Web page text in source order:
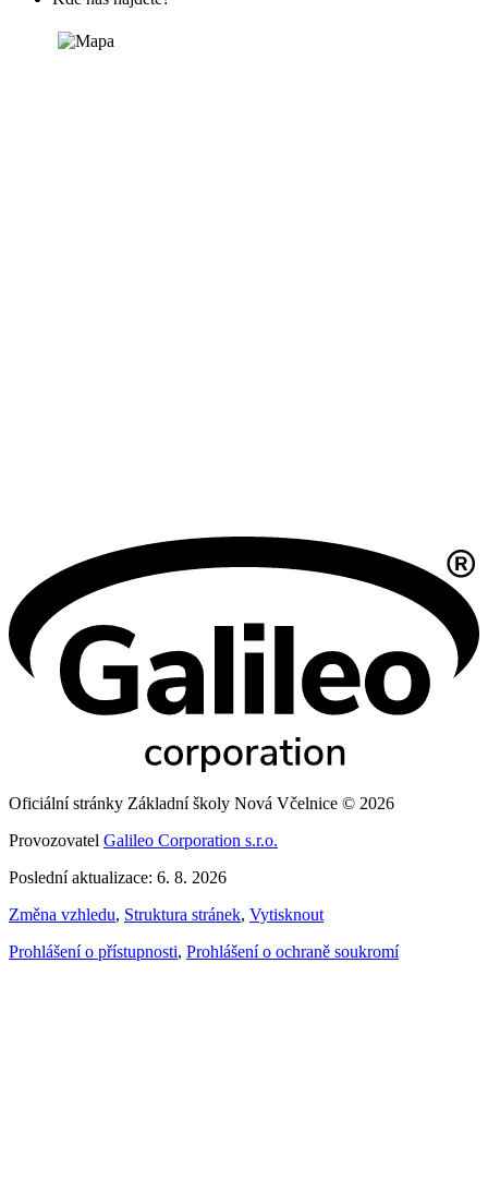
Oficiální stránky Základní školy Nová Včelnice © 2026
Provozovatel Galileo Corporation s.r.o.
Poslední aktualizace: 6. 8. 2026
Změna vzhledu, Struktura stránek, Vytisknout
Prohlášení o přístupnosti, Prohlášení o ochraně soukromí